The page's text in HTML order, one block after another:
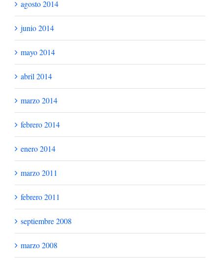
agosto 2014
junio 2014
mayo 2014
abril 2014
marzo 2014
febrero 2014
enero 2014
marzo 2011
febrero 2011
septiembre 2008
marzo 2008